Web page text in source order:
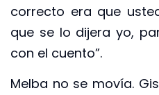
correcto era que
que se lo dijera yo,
con el cuento”.
Melba no se movía.